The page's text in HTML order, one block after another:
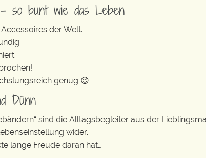
– so bunt wie das Leben
der Welt.
genug 😉
Dünn
sind die Alltagsbegleiter aus der
wider.
lange Freude daran hat…